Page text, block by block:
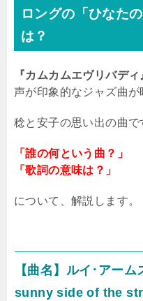
ロングの「ひなた
は？
『カムカムエヴリバディ
声が印象的なジャズ曲が
稔と安子の思い出の曲で
「誰の何という曲？」
「歌詞の意味は？」
について、解説します。
【曲名】ルイ･アーム
sunny side of the